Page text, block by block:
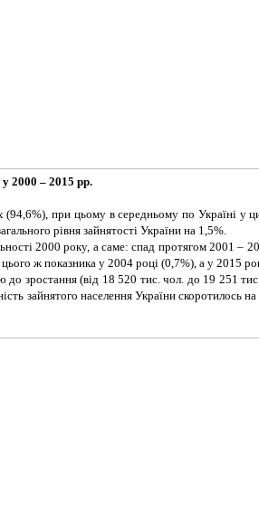
у 2000 – 2015 рр.
(94,6%), при цьому в середньому по Україні у
рівня зайнятості України на 1,5%.
2000 року, а саме: спад протягом 2001 –
ж показника у 2004 році (0,7%), а у 2015
до зростання (від 18 520 тис. чол. до 19 251
зайнятого населення України скоротилось